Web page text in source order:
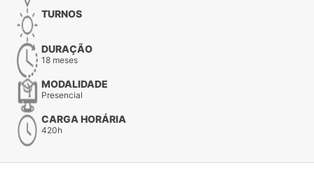
TURNOS
DURAÇÃO
18 meses
MODALIDADE
Presencial
CARGA HORÁRIA
420h